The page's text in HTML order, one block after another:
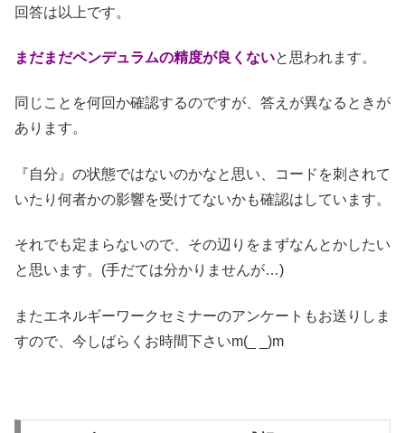
回答は以上です。
まだまだペンデュラムの精度が良くないと思われます。
同じことを何回か確認するのですが、答えが異なるときが
あります。
『自分』の状態ではないのかなと思い、コードを刺されて
いたり何者かの影響を受けてないかも確認はしています。
それでも定まらないので、その辺りをまずなんとかしたい
と思います。(手だては分かりませんが…)
またエネルギーワークセミナーのアンケートもお送りしま
すので、今しばらくお時間下さいm(_ _)m